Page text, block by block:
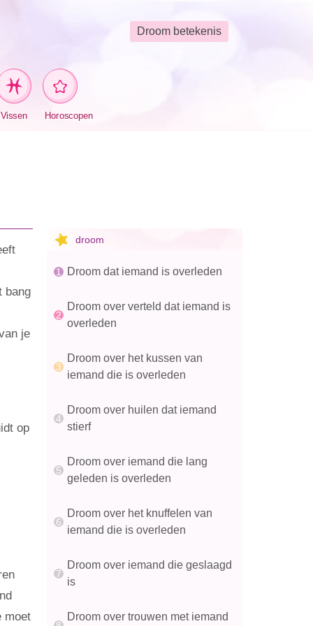
Droom betekenis
Vissen Horoscopen
bang
je
op
moet
droom
Droom dat iemand is overleden
Droom over verteld dat iemand is
overleden
Droom over het kussen van
iemand die is overleden
Droom over huilen dat iemand
stierf
Droom over iemand die lang
geleden is overleden
Droom over het knuffelen van
iemand die is overleden
Droom over iemand die geslaagd
is
Droom over trouwen met iemand